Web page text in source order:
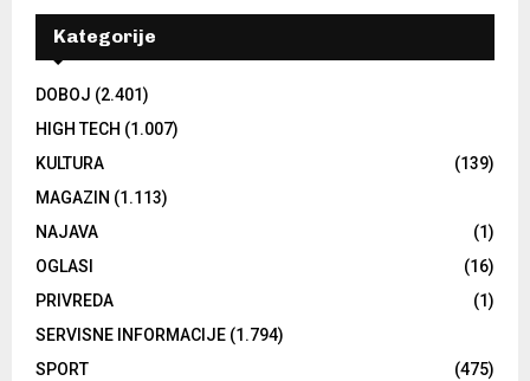
Kategorije
DOBOJ (2.401)
HIGH TECH (1.007)
KULTURA
(139)
MAGAZIN (1.113)
NAJAVA
(1)
OGLASI
(16)
PRIVREDA
(1)
SERVISNE INFORMACIJE (1.794)
SPORT
(475)